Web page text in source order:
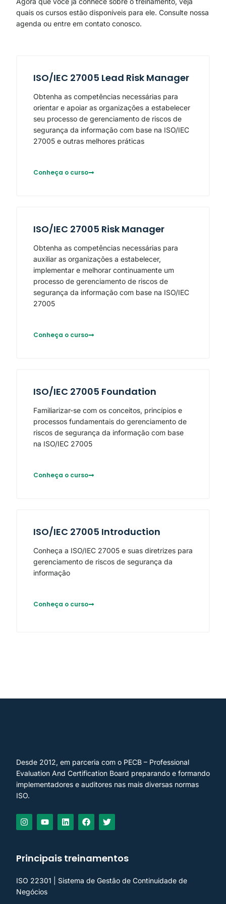
quais os cursos estão disponíveis para ele. Consulte nossa
agenda ou entre em contato conosco.
ISO/IEC 27005 Lead Risk Manager
Obtenha as competências necessárias para
orientar e apoiar as organizações a estabelecer
seu processo de gerenciamento de riscos de
segurança da informação com base na ISO/IEC
27005 e outras melhores práticas
Conheça o curso
ISO/IEC 27005 Risk Manager
Obtenha as competências necessárias para
auxiliar as organizações a estabelecer,
implementar e melhorar continuamente um
processo de gerenciamento de riscos de
segurança da informação com base na ISO/IEC
27005
Conheça o curso
ISO/IEC 27005 Foundation
Familiarizar-se com os conceitos, princípios e
processos fundamentais do gerenciamento de
riscos de segurança da informação com base
na ISO/IEC 27005
Conheça o curso
ISO/IEC 27005 Introduction
Conheça a ISO/IEC 27005 e suas diretrizes para
gerenciamento de riscos de segurança da
informação
Conheça o curso
Desde 2012, em parceria com o PECB – Professional
Evaluation And Certification Board preparando e formando
implementadores e auditores nas mais diversas normas
ISO.
Principais treinamentos
ISO 22301 | Sistema de Gestão de Continuidade de
Negócios